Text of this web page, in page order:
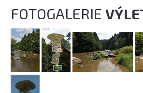
FOTOGALERIE